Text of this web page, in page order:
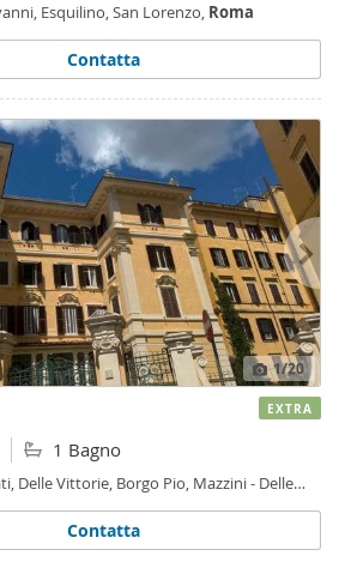
Esquilino, San Lorenzo, Roma
Contatta
1/20
1 Bagno
Delle Vittorie, Borgo Pio, Mazzini - Delle
Contatta
EXTRA